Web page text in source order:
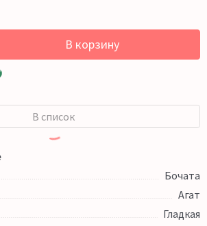
В корзину
В список
Бочата
Агат
Гладкая